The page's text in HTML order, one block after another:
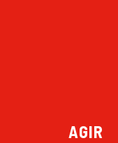
AGIR